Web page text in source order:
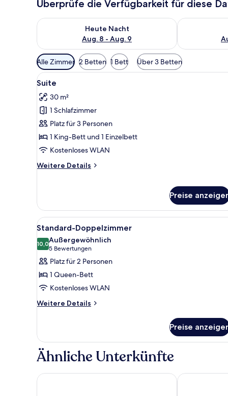
Überprüfe die Verfügbarkeit für diese
Heute Nacht
Aug. 8 - Aug. 9
Überprüfe die Verfügbarkeit für heute Nacht, Aug. 8
Überprüfe
Verfügbare
Filter
für
Zimmer
Alle Zimmer 2 Betten 1 Bett Über 3 Betten
Alle
Fotos
für
Suite
anzeigen
Ein gemütliches Dachzimmer
5
Suite
30 m²
1 Schlafzimmer
Platz für 3 Personen
1 King-Bett und 1 Einzelbett
Kostenloses WLAN
Weitere Details
Weitere
Preise
Alle
Fotos
für
Standard-
Doppelzimmer
anzeigen
Ein Schlafzimmer mit einem
5
Standard-Doppelzimmer
10,010,0 von 10
Außergewöhnlich
5 Bewertungen
(5
Bewertungen)
Platz für 2 Personen
1 Queen-Bett
Kostenloses WLAN
Weitere Details
Weitere
Doppelzimmer
Preise
Ähnliche Unterkünfte
Hôtel Inn Design Moutiers Hotel Base